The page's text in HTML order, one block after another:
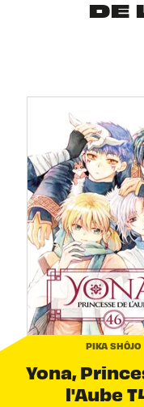
DE
PIKA SHÔJO
Yona,
l'Aube